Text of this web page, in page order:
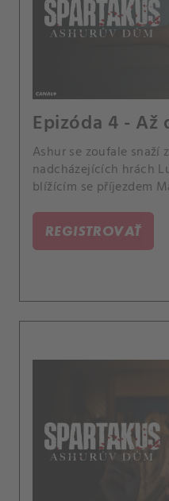
Epizóda 4 - Až
Ashur se zoufale
nadcházejících hrách
blížícím se příjezdem
REGISTROVAŤ